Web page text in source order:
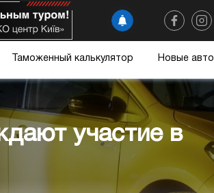
Таможенный калькулятор Новые авто
участие в